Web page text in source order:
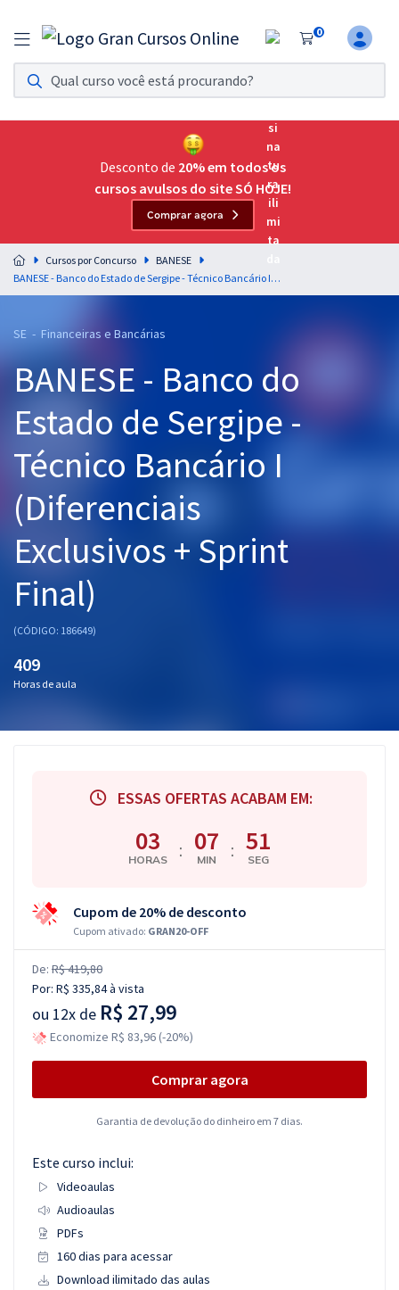
0
Assinatura Ilimitada 11
Acesso a todos os cursos. Teste grátis por 7 dias!
Assinatura OAB Até Passar
Acesso ilimitado a toda preparação para o Exame da
Residências Multiprofissionais
Preparação completa e intensiva para as principais
residências em saúde do Brasil
Cursos 20% OFF
Pós
Graduação
OAB
Mentorias
Questões grátis
Aprovados
Desconto de 20% em todos os
cursos avulsos do site SÓ HOJE!
Comprar agora
Cursos por Concurso
BANESE
BANESE - Banco do Estado de Sergipe - Técnico Bancário I (Diferenciais Exclusivos + Sprint Final)
SE - Financeiras e Bancárias
BANESE - Banco do
Estado de Sergipe -
Técnico Bancário I
(Diferenciais
Exclusivos + Sprint
Final)
(CÓDIGO: 186649)
409
Horas de aula
ESSAS OFERTAS ACABAM EM:
03
HORAS : 07
MIN : 50
SEG
Cupom de 20% de desconto
Cupom ativado: GRAN20-OFF
De: R$ 419,80
Por: R$ 335,84à vista
ou 12x de R$ 27,99
Economize R$ 83,96 (-20%)
Comprar agora
Garantia de devolução do dinheiro em 7 dias.
Este curso inclui:
Videoaulas
Audioaulas
PDFs
160 dias para acessar
Download ilimitado das aulas